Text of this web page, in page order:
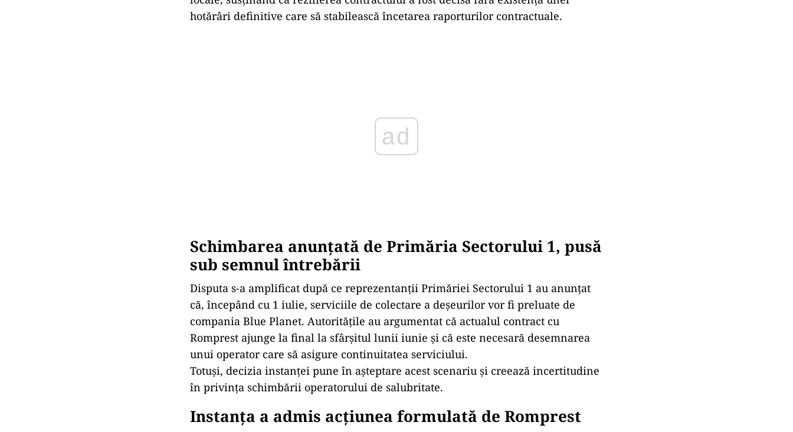
hotărâri definitive care să stabilească încetarea raporturilor contractuale.
Schimbarea anunțată de Primăria Sectorului 1, pusă
sub semnul întrebării
Disputa s-a amplificat după ce reprezentanții Primăriei Sectorului 1 au anunțat
că, începând cu 1 iulie, serviciile de colectare a deșeurilor vor fi preluate de
compania Blue Planet. Autoritățile au argumentat că actualul contract cu
Romprest ajunge la final la sfârșitul lunii iunie și că este necesară desemnarea
unui operator care să asigure continuitatea serviciului.
Totuși, decizia instanței pune în așteptare acest scenariu și creează incertitudine
în privința schimbării operatorului de salubritate.
Instanța a admis acțiunea formulată de Romprest